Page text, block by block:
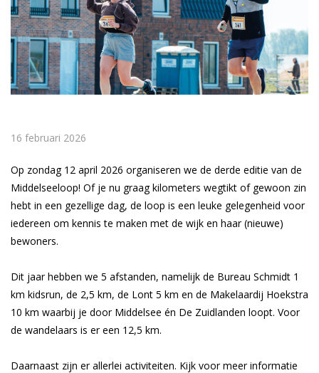
16 februari 2026
Op zondag 12 april 2026 organiseren we de derde editie van de
Middelseeloop! Of je nu graag kilometers wegtikt of gewoon zin
hebt in een gezellige dag, de loop is een leuke gelegenheid voor
iedereen om kennis te maken met de wijk en haar (nieuwe)
bewoners.
Dit jaar hebben we 5 afstanden, namelijk de Bureau Schmidt 1
km kidsrun, de 2,5 km, de Lont 5 km en de Makelaardij Hoekstra
10 km waarbij je door Middelsee én De Zuidlanden loopt. Voor
de wandelaars is er een 12,5 km.
Daarnaast zijn er allerlei activiteiten. Kijk voor meer informatie